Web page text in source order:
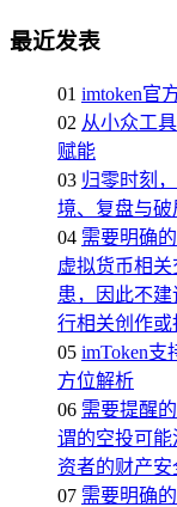
最近发表
01 imtoken官
02 从小众工
赋能
03 归零时刻
境、复盘与破
04 需要明确
虚拟货币相
患，因此不
行相关创作或
05 imToken
方位解析
06 需要提醒
谓的空投可
资者的财产
07 需要明确